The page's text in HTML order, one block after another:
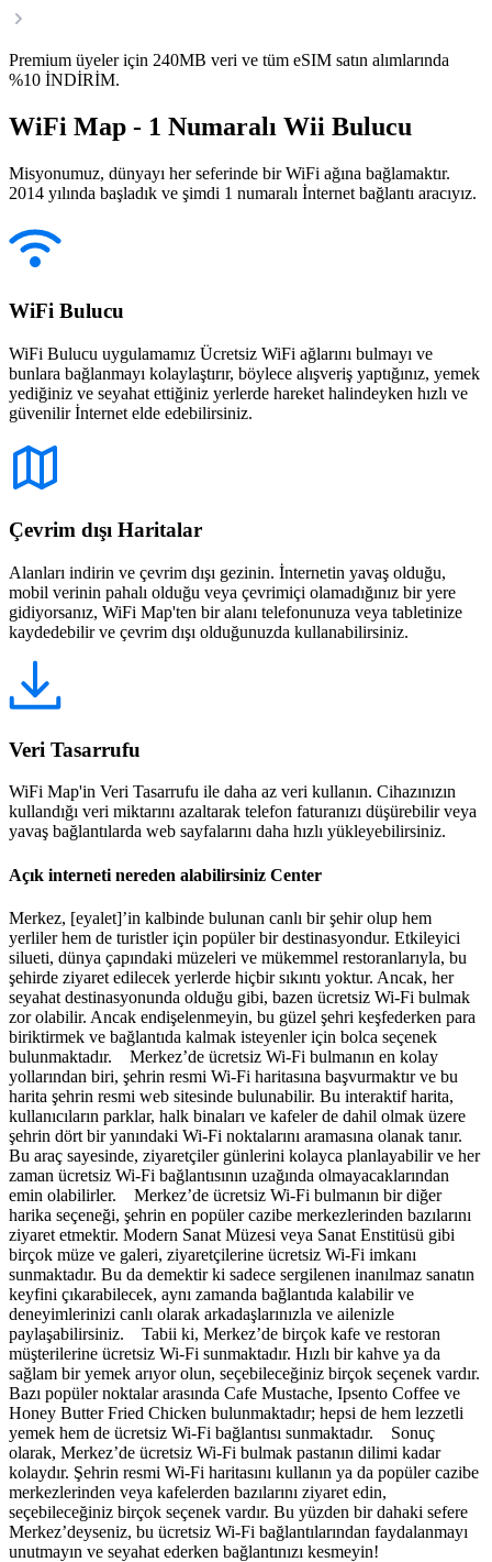
Premium üyeler için 240MB veri ve tüm eSIM satın alımlarında
%10 İNDİRİM.
WiFi Map - 1 Numaralı Wii Bulucu
Misyonumuz, dünyayı her seferinde bir WiFi ağına bağlamaktır.
2014 yılında başladık ve şimdi 1 numaralı İnternet bağlantı aracıyız.
WiFi Bulucu
WiFi Bulucu uygulamamız Ücretsiz WiFi ağlarını bulmayı ve
bunlara bağlanmayı kolaylaştırır, böylece alışveriş yaptığınız, yemek
yediğiniz ve seyahat ettiğiniz yerlerde hareket halindeyken hızlı ve
güvenilir İnternet elde edebilirsiniz.
Çevrim dışı Haritalar
Alanları indirin ve çevrim dışı gezinin. İnternetin yavaş olduğu,
mobil verinin pahalı olduğu veya çevrimiçi olamadığınız bir yere
gidiyorsanız, WiFi Map'ten bir alanı telefonunuza veya tabletinize
kaydedebilir ve çevrim dışı olduğunuzda kullanabilirsiniz.
Veri Tasarrufu
WiFi Map'in Veri Tasarrufu ile daha az veri kullanın. Cihazınızın
kullandığı veri miktarını azaltarak telefon faturanızı düşürebilir veya
yavaş bağlantılarda web sayfalarını daha hızlı yükleyebilirsiniz.
Açık interneti nereden alabilirsiniz Center
Merkez, [eyalet]’in kalbinde bulunan canlı bir şehir olup hem
yerliler hem de turistler için popüler bir destinasyondur. Etkileyici
silueti, dünya çapındaki müzeleri ve mükemmel restoranlarıyla, bu
şehirde ziyaret edilecek yerlerde hiçbir sıkıntı yoktur. Ancak, her
seyahat destinasyonunda olduğu gibi, bazen ücretsiz Wi-Fi bulmak
zor olabilir. Ancak endişelenmeyin, bu güzel şehri keşfederken para
biriktirmek ve bağlantıda kalmak isteyenler için bolca seçenek
bulunmaktadır. Merkez’de ücretsiz Wi-Fi bulmanın en kolay
yollarından biri, şehrin resmi Wi-Fi haritasına başvurmaktır ve bu
harita şehrin resmi web sitesinde bulunabilir. Bu interaktif harita,
kullanıcıların parklar, halk binaları ve kafeler de dahil olmak üzere
şehrin dört bir yanındaki Wi-Fi noktalarını aramasına olanak tanır.
Bu araç sayesinde, ziyaretçiler günlerini kolayca planlayabilir ve her
zaman ücretsiz Wi-Fi bağlantısının uzağında olmayacaklarından
emin olabilirler. Merkez’de ücretsiz Wi-Fi bulmanın bir diğer
harika seçeneği, şehrin en popüler cazibe merkezlerinden bazılarını
ziyaret etmektir. Modern Sanat Müzesi veya Sanat Enstitüsü gibi
birçok müze ve galeri, ziyaretçilerine ücretsiz Wi-Fi imkanı
sunmaktadır. Bu da demektir ki sadece sergilenen inanılmaz sanatın
keyfini çıkarabilecek, aynı zamanda bağlantıda kalabilir ve
deneyimlerinizi canlı olarak arkadaşlarınızla ve ailenizle
paylaşabilirsiniz. Tabii ki, Merkez’de birçok kafe ve restoran
müşterilerine ücretsiz Wi-Fi sunmaktadır. Hızlı bir kahve ya da
sağlam bir yemek arıyor olun, seçebileceğiniz birçok seçenek vardır.
Bazı popüler noktalar arasında Cafe Mustache, Ipsento Coffee ve
Honey Butter Fried Chicken bulunmaktadır; hepsi de hem lezzetli
yemek hem de ücretsiz Wi-Fi bağlantısı sunmaktadır. Sonuç
olarak, Merkez’de ücretsiz Wi-Fi bulmak pastanın dilimi kadar
kolaydır. Şehrin resmi Wi-Fi haritasını kullanın ya da popüler cazibe
merkezlerinden veya kafelerden bazılarını ziyaret edin,
seçebileceğiniz birçok seçenek vardır. Bu yüzden bir dahaki sefere
Merkez’deyseniz, bu ücretsiz Wi-Fi bağlantılarından faydalanmayı
unutmayın ve seyahat ederken bağlantınızı kesmeyin!